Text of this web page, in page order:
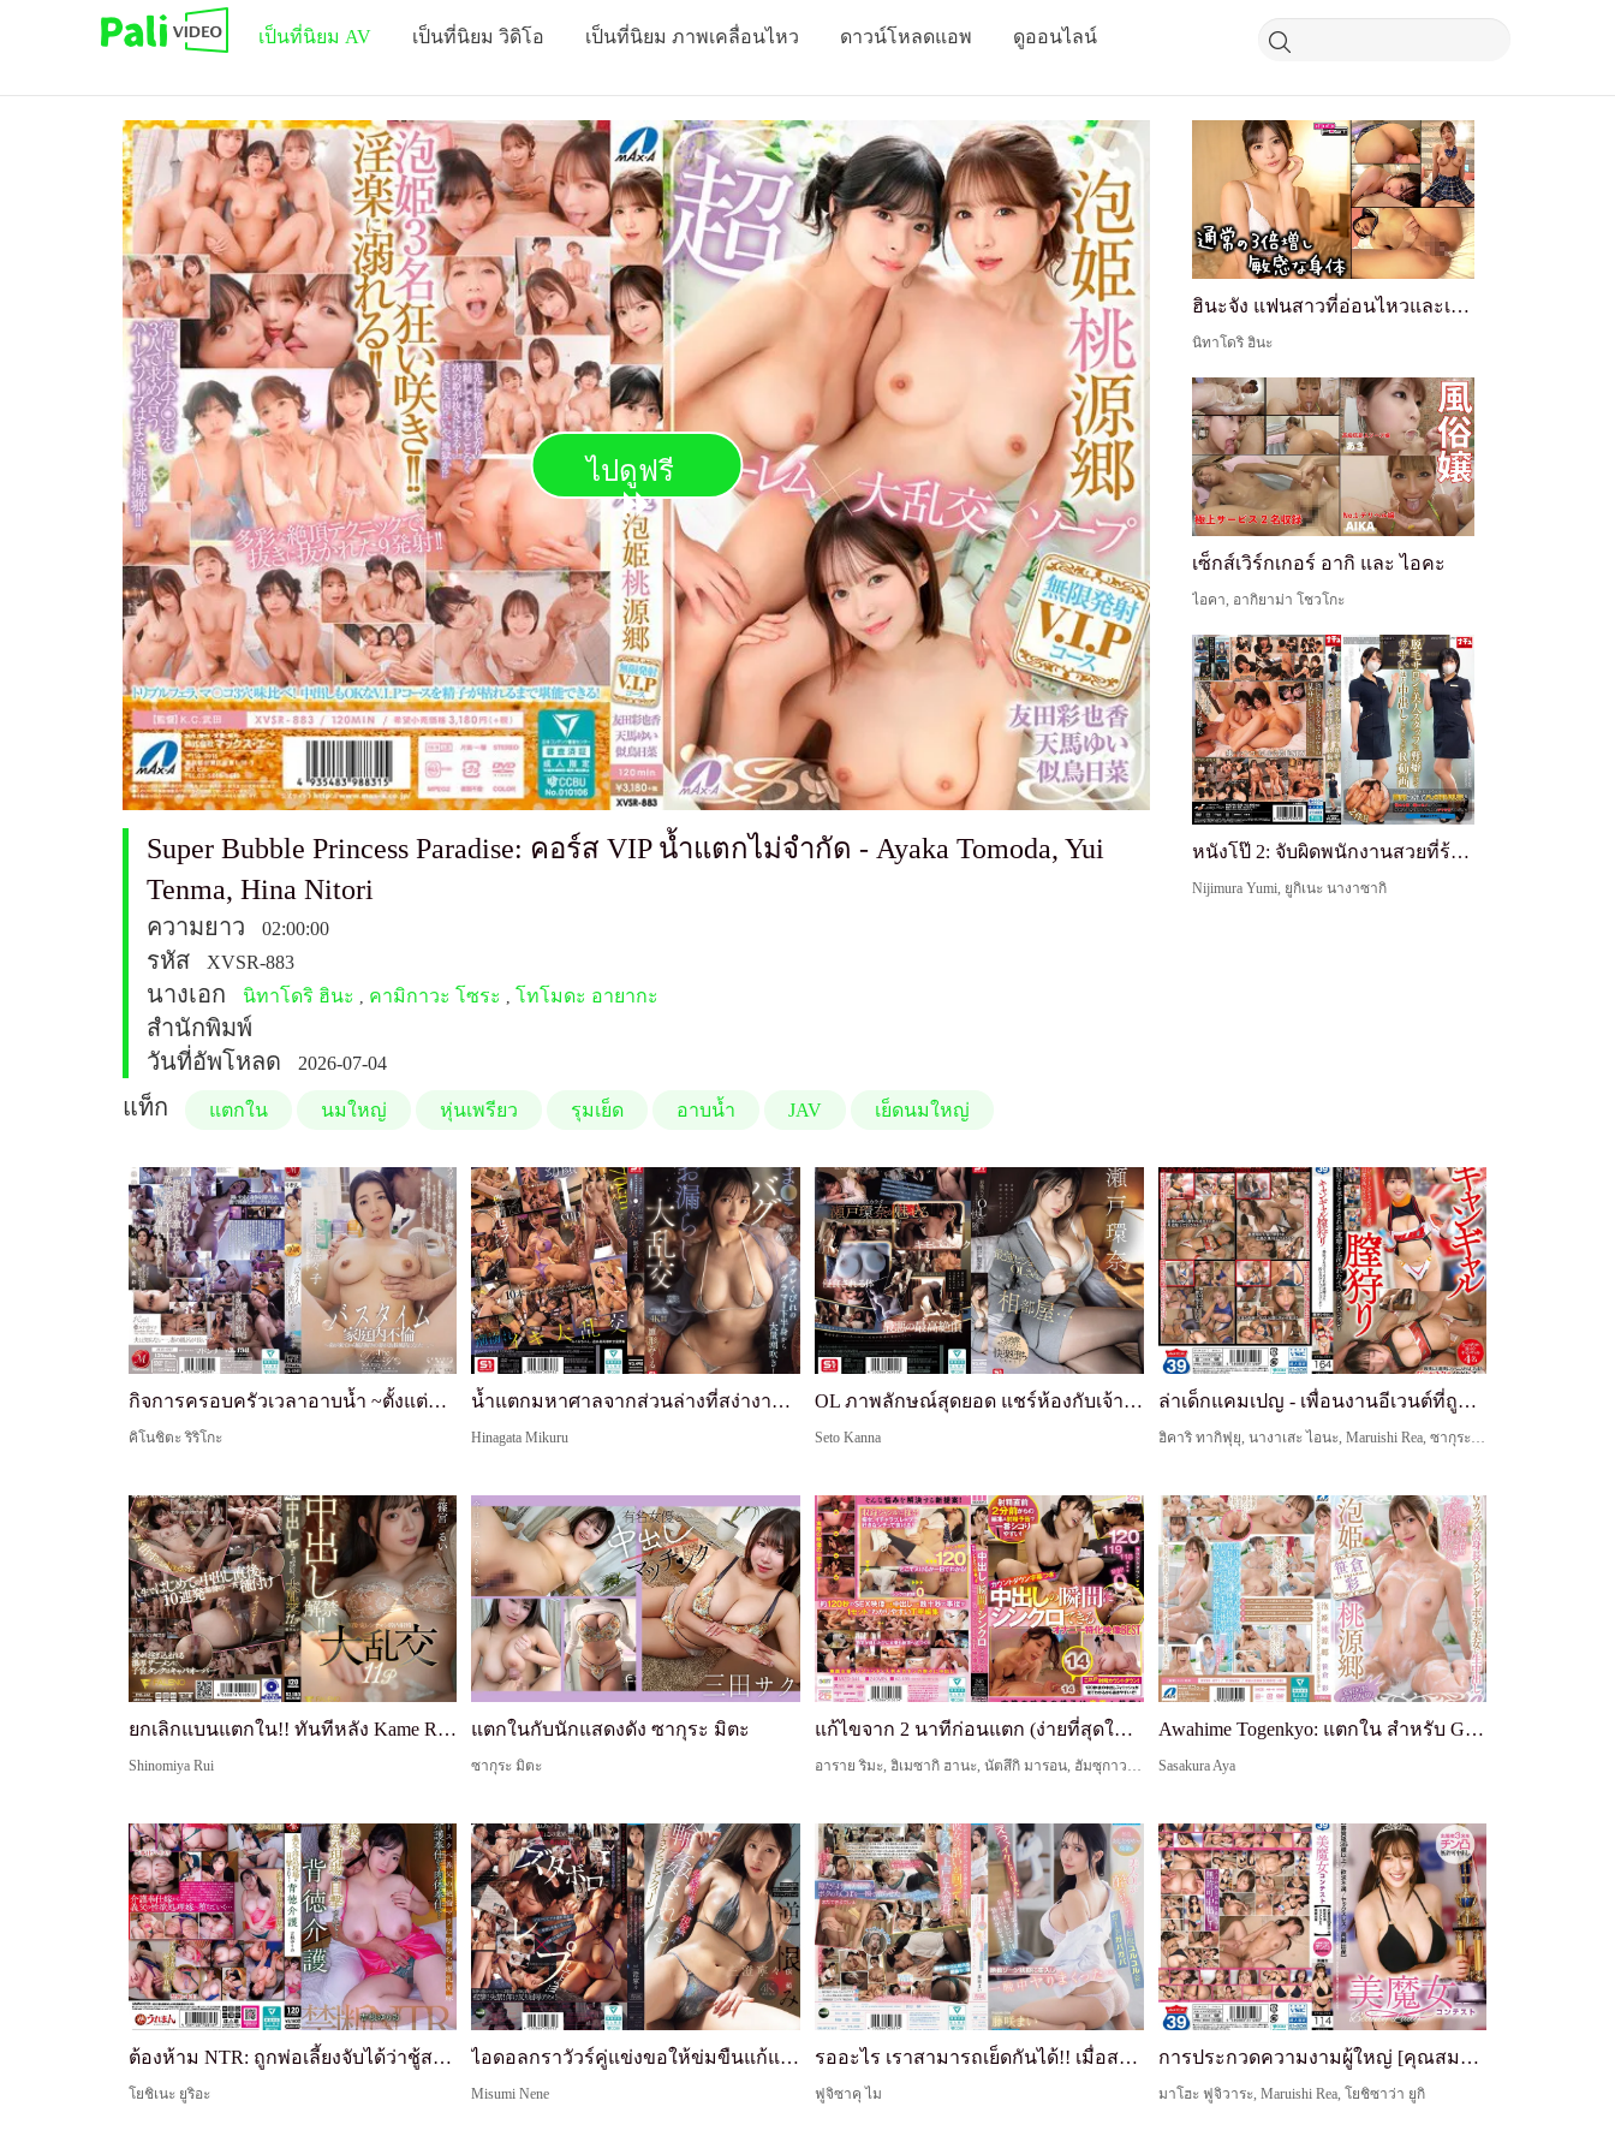
เป็นที่นิยม AV เป็นที่นิยม วิดิโอ เป็นที่นิยม ภาพเคลื่อนไหว ดาวน์โหลดแอพ ดูออนไลน์
ไปดูฟรี
Super Bubble Princess Paradise: คอร์ส VIP น้ำแตกไม่จำกัด - Ayaka Tomoda, Yui
Tenma, Hina Nitori
ความยาว 02:00:00
รหัส XVSR-883
นางเอก นิทาโดริ ฮินะ คามิกาวะ โซระ โทโมดะ อายากะ
สำนักพิมพ์
วันที่อัพโหลด
2026-07-04
แท็ก แตกใน นมใหญ่ หุ่นเพรียว รุมเย็ด อาบน้ำ JAV เย็ดนมใหญ่
ฮินะจัง แฟนสาวที่อ่อนไหวและเสียวของฉันที่ระลึกถึงประสบการณ์ในอดีตและมีความอ่อนไหวมากขึ้นสามเท่าของปกติ
นิทาโดริ ฮินะ
เซ็กส์เวิร์กเกอร์ อากิ และ ไอคะ
ไอคา, อากิยาม่า โชวโกะ
หนังโป๊ 2: จับผิดพนักงานสวยที่ร้านกำจัดขนและแตกในเธออย่างน่ารำคาญ
Nijimura Yumi, ยูกิเนะ นางาซากิ
กิจการครอบครัวเวลาอาบน้ำ ~ตั้งแต่พี่ชายมาอยู่ด้วย ภรรยาที่ชอบอาบน้ำของฉันก็ใช้เวลาอาบน้ำนานขึ้น...~ รีริโกะ คิโนชิตะ
คิโนชิตะ ริริโกะ
น้ำแตกมหาศาลจากส่วนล่างที่สง่างามด้วยเอวสุดขีด! หีรั่วในรุมเย็ดใหญ่ มิคุรุ ฮินากาตะ
Hinagata Mikuru
OL ภาพลักษณ์สุดยอด แชร์ห้องกับเจ้านายวัยกลางคนที่เธอเกลียดตายระหว่างทริปธุรกิจ... แต่ไม่คาดคิดจะเสียวซ่านจากการคุกคามทางเพศสุดขีด! คันนะ เซโตะ
Seto Kanna
ล่าเด็กแคมเปญ - เพื่อนงานอีเวนต์ที่ถูกทำให้บ้าไปด้วยการเสร็จและถูกทำให้เสื่อมเสียด้วยน้ำอสุจิที่โหดร้าย
ฮิคาริ ทากิฟุยุ, นางาเสะ ไอนะ, Maruishi Rea, ซากุระ มาฮิ
ยกเลิกแบนแตกใน!! ทันทีหลัง Kame Renchan แตกใน รวมเย็ด 11P Rui Sasamiya
Shinomiya Rui
แตกในกับนักแสดงดัง ซากุระ มิตะ
ซากุระ มิตะ
แก้ไขจาก 2 นาทีก่อนแตก (ง่ายที่สุดในการชักว่าวด้วยการแสดงตัวอย่างการแตก! วิดีโอที่เน้นการชักว่าวที่ดีที่สุดพร้อมคำบรรยายใต้ภาพนับถอยหลังเพื่อซิงค์กับช่วงเวลาที่แตกใน)
อาราย ริมะ, ฮิเมซากิ ฮานะ, นัตสึกิ มารอน, ฮัมซุกาวะ มินามิ, โนโซมิ อิชิฮาระ, จินกูจิ นาโอะ, ฮินาตะ ยูระ, นาคามายะ ฟูมิกะ, อิจิกะ มัตสึโมโตะ, โทมิยาสึ เรโอนา
Awahime Togenkyo: แตกใน สำหรับ G-Cup สาวสูงผอมสวย อายะ ทาเคคุระ
Sasakura Aya
ต้องห้าม NTR: ถูกพ่อเลี้ยงจับได้ว่าชู้สาว... การดูแลที่ผิดศีลธรรม
โยชิเนะ ยูริอะ
ไอดอลกราวัวร์คู่แข่งขอให้ข่มขืนแก้แค้นเพราะอิจฉาความงามที่ล้นหลามและสไตล์ที่สมบูรณ์แบบ: ราชินีกราวัวร์สวย มิตสึสึมิ เนเน่ ถูกแอบดูและรุมเย็ดในชุดว่ายน้ำลามกระหว่างการถ่ายวิดีโอภาพ
Misumi Nene
รออะไร เราสามารถเย็ดกันได้!! เมื่อสาว OL ที่ปกติเรียบร้อย สวยจนเข้าถึงยาก ดื่มเหล้า ระวังตัวลดลง และหีหลวม ฉันตื่นเต้นมาก เข้าสู่โซนพลังมหาศาลที่ควยไม่ยอมอ่อน (แม้ตัวเองก็แปลกใจ) และเราทำกันทั้งคืน... ไม ฟูจิซากิ
ฟูจิซาคุ ไม
การประกวดความงามผู้ใหญ่ [คุณสมบัติ: 35+, หงุดหงิดทางเพศ, ไม่มีเซ็กส์, คลอดบุตรตอนอายุมาก] แตกในผู้เข้าแข่งขัน 3 คนโดยไม่ได้รับอนุญาต
มาโฮะ ฟูจิวาระ, Maruishi Rea, โยชิซาว่า ยูกิ